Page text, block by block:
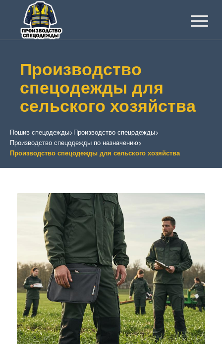
Производство
спецодежды для
сельского хозяйства
Пошив спецодежды>Производство спецодежды>
Производство спецодежды по назначению>
Производство спецодежды для сельского хозяйства